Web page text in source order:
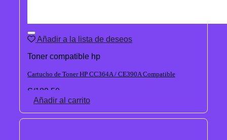
Añadir a la lista de deseos
Toner compatible hp
Cartucho de Toner HP CC364A / CE390A Compatible
S/189.50
Añadir al carrito